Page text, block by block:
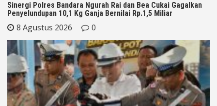
Sinergi Polres Bandara Ngurah Rai dan Bea Cukai Gagalkan
Penyelundupan 10,1 Kg Ganja Bernilai Rp.1,5 Miliar
8 Agustus 2026 0